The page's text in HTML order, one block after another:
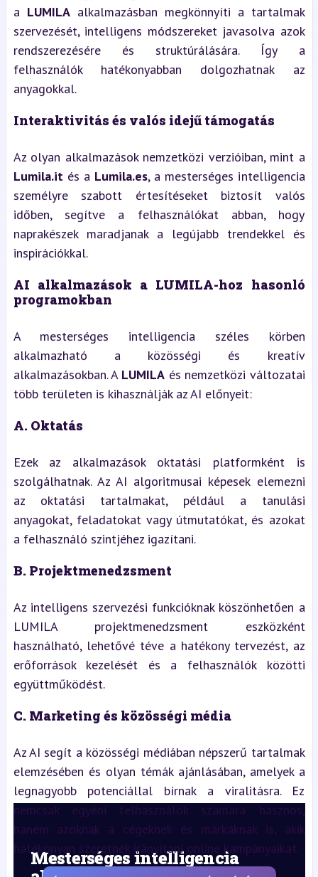
a LUMILAalkalmazásban megkönnyíti a tartalmak
szervezését, intelligens módszereket javasolva azok
rendszerezésére és struktúrálására. Így a
felhasználók hatékonyabban dolgozhatnak az
anyagokkal.
Interaktivitás és valós idejű támogatás
Az olyan alkalmazások nemzetközi verzióiban, mint a
Lumila.ités a Lumila.es, a mesterséges intelligencia
személyre szabott értesítéseket biztosít valós
időben, segítve a felhasználókat abban, hogy
naprakészek maradjanak a legújabb trendekkel és
inspirációkkal.
AI alkalmazások a LUMILA-hoz hasonló
programokban
A mesterséges intelligencia széles körben
alkalmazható a közösségi és kreatív
alkalmazásokban. A LUMILA és nemzetközi változatai
több területen is kihasználják az AI előnyeit:
A. Oktatás
Ezek az alkalmazások oktatási platformként is
szolgálhatnak. Az AI algoritmusai képesek elemezni
az oktatási tartalmakat, például a tanulási
anyagokat, feladatokat vagy útmutatókat, és azokat
a felhasználó szintjéhez igazítani.
B. Projektmenedzsment
Az intelligens szervezési funkcióknak köszönhetően a
LUMILA projektmenedzsment eszközként
használható, lehetővé téve a hatékony tervezést, az
erőforrások kezelését és a felhasználók közötti
együttműködést.
C. Marketing és közösségi média
Az AI segít a közösségi médiában népszerű tartalmak
elemzésében és olyan témák ajánlásában, amelyek a
legnagyobb potenciállal bírnak a viralitásra. Ez
nemcsak egyéni felhasználók számára hasznos,
hanem azoknak a cégeknek és márkáknak is, akik
hatékonyan szeretnék irányítani online kampányaikat.
Mesterséges intelligencia